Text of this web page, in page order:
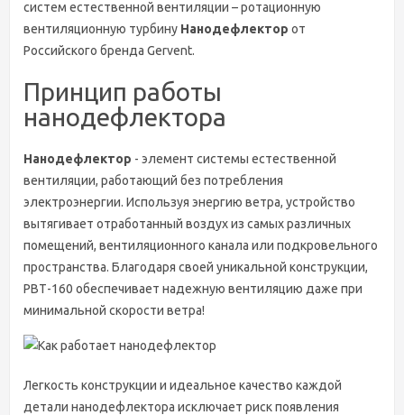
систем естественной вентиляции – ротационную
вентиляционную турбину Нанодефлектор от
Российского бренда Gervent.
Принцип работы
нанодефлектора
Нанодефлектор - элемент системы естественной
вентиляции, работающий без потребления
электроэнергии. Используя энергию ветра, устройство
вытягивает отработанный воздух из самых различных
помещений, вентиляционного канала или подкровельного
пространства. Благодаря своей уникальной конструкции,
РВТ-160 обеспечивает надежную вентиляцию даже при
минимальной скорости ветра!
Легкость конструкции и идеальное качество каждой
детали нанодефлектора исключает риск появления